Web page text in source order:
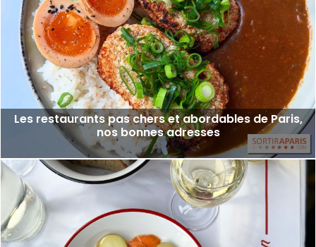
Les restaurants pas chers et abordables de Paris,
nos bonnes adresses